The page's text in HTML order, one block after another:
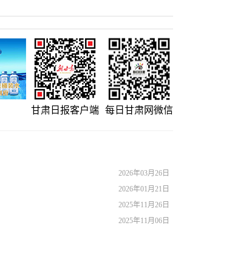
甘肃日报客户端 每日甘肃网微信
2026年03月26日
2026年01月21日
2025年11月26日
2025年11月06日